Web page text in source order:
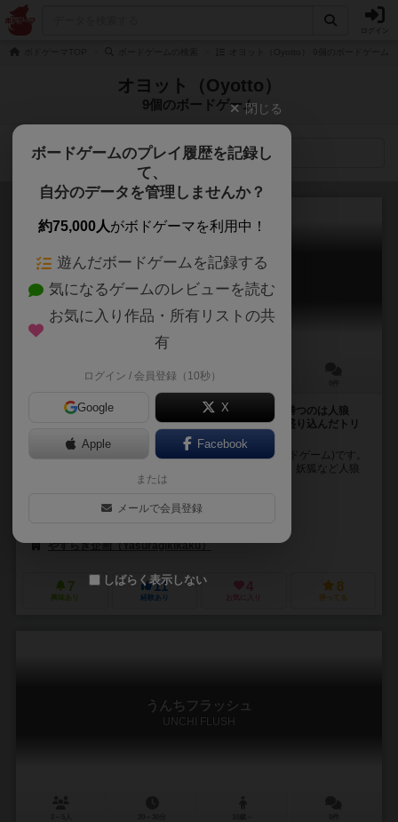
オヨット（Oyotto）
9個のボードゲーム
検索メニュー
三村人狼
Sanmura Jinrou
20分前後
三つの村を舞台に繰り広げられる人狼と人間の対決。勝つのは人狼
か？村人か？はたまた妖狐か？人狼ゲームの世界観を盛り込んだトリ
ックテイキングゲーム！
人狼ゲームをモチーフにしたトリックテイキング(カードゲーム)です。
２８枚のカードに村人・人狼・占い師・共有者・猫又・妖狐など人狼
ゲームでおなじみの、あるいはちょっと珍しい...
オヨット（Oyotto）
やすらぎ企画（Yasuragikikaku）
7
興味あり
11
経験あり
4
お気に入り
8
持ってる
うんちフラッシュ
UNCHI FLUSH
閉じる
ボードゲームのプレイ履歴を記録し
て、
自分のデータを管理しませんか？
約75,000人がボドゲーマを利用中！
遊んだボードゲームを記録する
気になるゲームのレビューを読む
お気に入り作品・所有リストの共
有
ログイン / 会員登録（10秒）
Google X
Apple Facebook
または
メールで会員登録
しばらく表示しない